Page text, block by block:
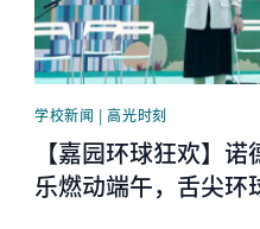
学校新闻 | 高光时刻
【嘉园环球狂欢】
乐燃动端午，舌尖